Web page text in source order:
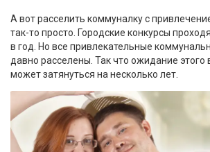
А вот расселить коммуналку с
так-то просто. Городские конкурсы
в год. Но все привлекательные
давно расселены. Так что ожидание этого
может затянуться на несколько лет.